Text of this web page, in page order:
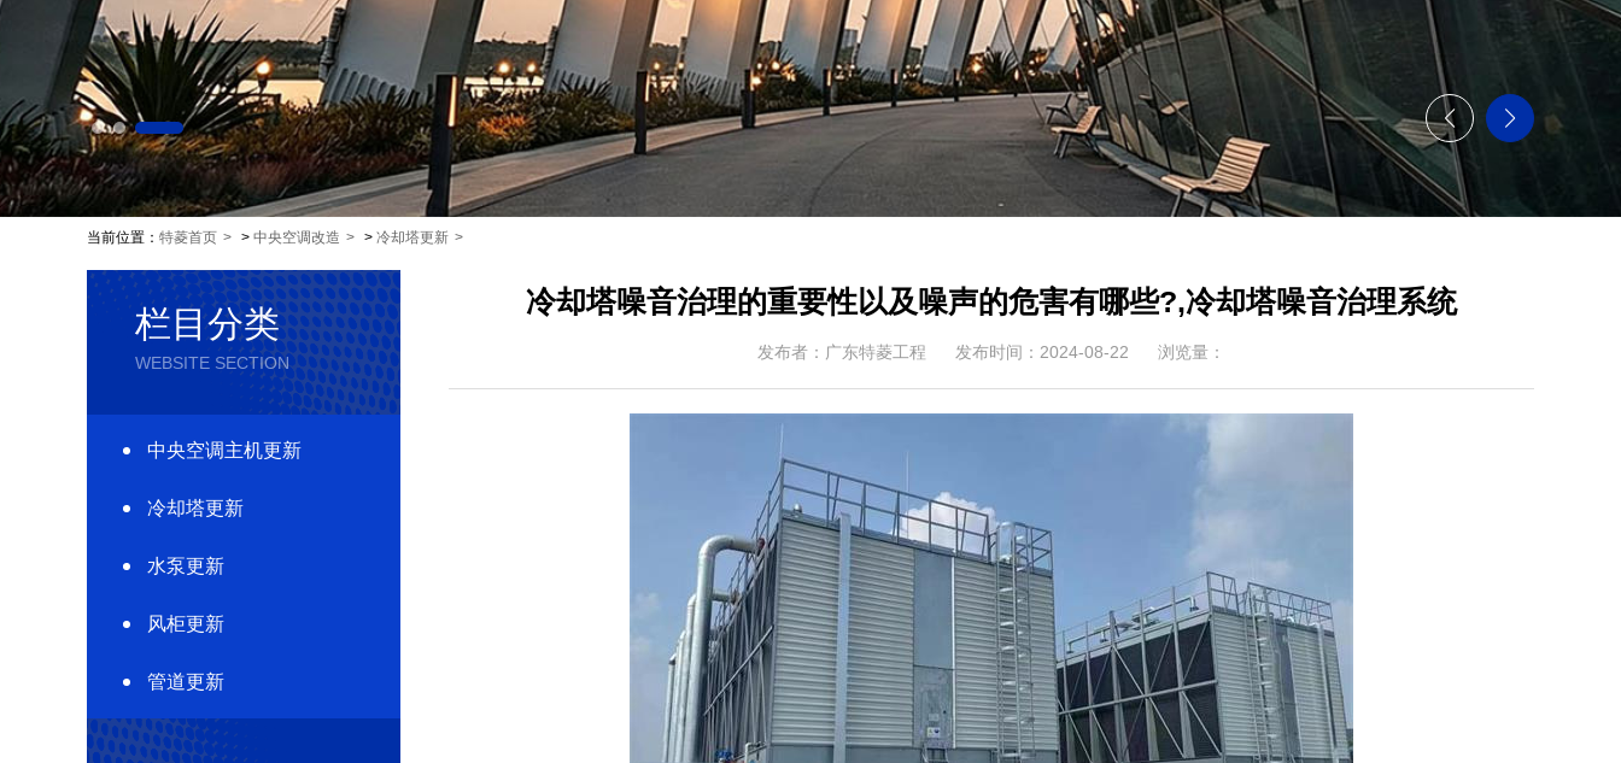
当前位置： 特菱首页 > 中央空调改造 > 冷却塔更新
栏目分类
WEBSITE SECTION
中央空调主机更新
冷却塔更新
水泵更新
风柜更新
管道更新
冷却塔噪音治理的重要性以及噪声的危害有哪些?,冷却塔噪音治理系统
发布者：广东特菱工程 发布时间：2024-08-22 浏览量：